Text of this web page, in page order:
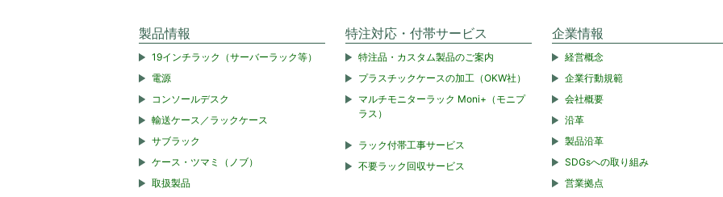
製品情報
19インチラック（サーバーラック等）
電源
コンソールデスク
輸送ケース／ラックケース
サブラック
ケース・ツマミ（ノブ）
取扱製品
特注対応・付帯サービス
特注品・カスタム製品のご案内
プラスチックケースの加工（OKW社）
マルチモニターラック Moni+（モニプ
ラス）
ラック付帯工事サービス
不要ラック回収サービス
企業情報
経営概念
企業行動規範
会社概要
沿革
製品沿革
SDGsへの取り組み
営業拠点